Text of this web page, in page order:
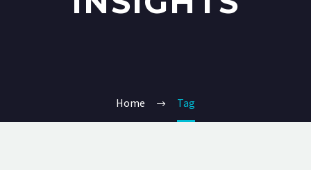
Home Tag